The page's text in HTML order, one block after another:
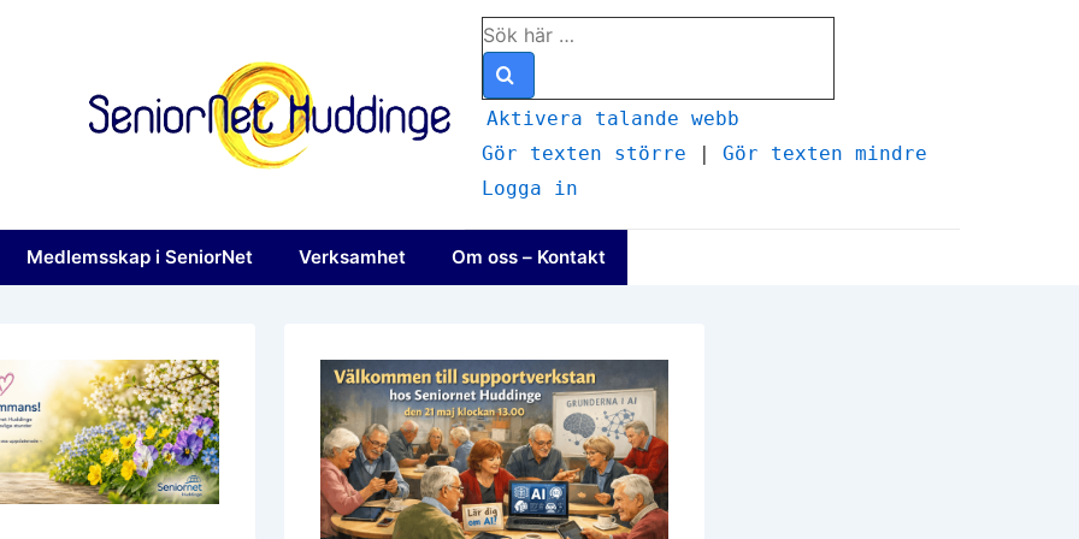
Sök
efter:
Aktivera talande webb
Gör texten större | Gör texten mindre
Logga in
Medlemsskap i SeniorNet Verksamhet Om oss – Kontakt